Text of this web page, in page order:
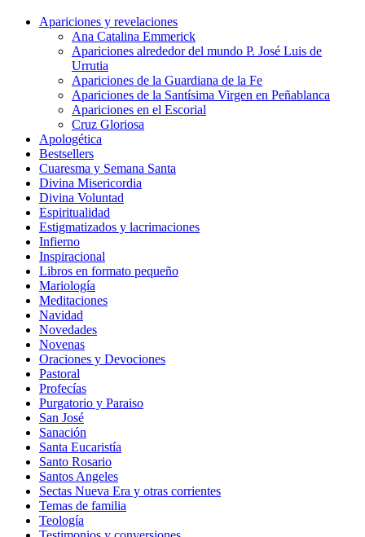
Apariciones y revelaciones
Ana Catalina Emmerick
Apariciones alrededor del mundo P. José Luis de
Urrutia
Apariciones de la Guardiana de la Fe
Apariciones de la Santísima Virgen en Peñablanca
Apariciones en el Escorial
Cruz Gloriosa
Apologética
Bestsellers
Cuaresma y Semana Santa
Divina Misericordia
Divina Voluntad
Espiritualidad
Estigmatizados y lacrimaciones
Infierno
Inspiracional
Libros en formato pequeño
Mariología
Meditaciones
Navidad
Novedades
Novenas
Oraciones y Devociones
Pastoral
Profecías
Purgatorio y Paraiso
San José
Sanación
Santa Eucaristía
Santo Rosario
Santos Angeles
Sectas Nueva Era y otras corrientes
Temas de familia
Teología